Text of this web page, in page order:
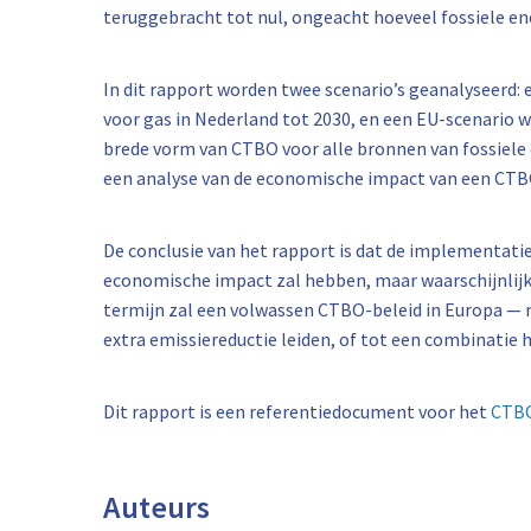
teruggebracht tot nul, ongeacht hoeveel fossiele
In dit rapport worden twee scenario’s
voor gas in Nederland tot 2030, en een EU-
brede vorm van CTBO voor alle bronnen van
een analyse van de economische impact van een
De conclusie van het rapport is dat de
economische impact zal hebben, maar
termijn zal een volwassen CTBO-beleid in Europa
extra emissiereductie leiden, of tot een combinatie
Dit rapport is een referentiedocument voor het
Auteurs